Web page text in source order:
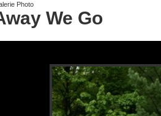
Photo
We Go